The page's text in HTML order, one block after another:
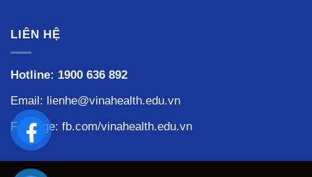
LIÊN HỆ
Hotline: 1900 636 892
Email: lienhe@vinahealth.edu.vn
Fanpage: fb.com/vinahealth.edu.vn